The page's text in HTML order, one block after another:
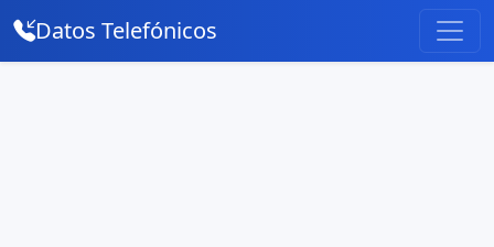
Datos Telefónicos